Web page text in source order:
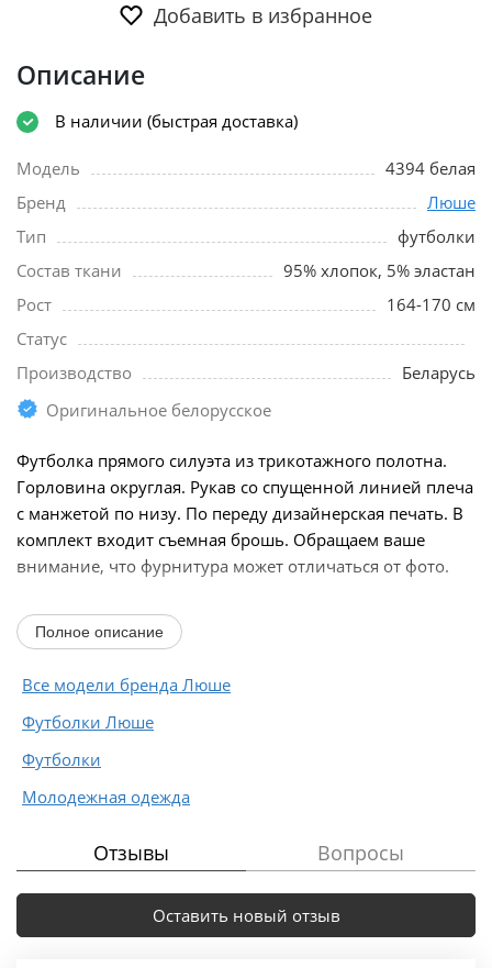
Добавить в избранное
Описание
В наличии (быстрая доставка)
Модель
4394 белая
Бренд
Люше
Тип
футболки
Состав ткани
95% хлопок, 5% эластан
Рост
164-170 см
Статус
Производство
Беларусь
Оригинальное белорусское
Футболка прямого силуэта из трикотажного полотна.
Горловина округлая. Рукав со спущенной линией плеча
с манжетой по низу. По переду дизайнерская печать. В
комплект входит съемная брошь. Обращаем ваше
внимание, что фурнитура может отличаться от фото.
Длина (44-48р - 59см)(50-54р...
Полное описание
Все модели бренда Люше
Футболки Люше
Футболки
Молодежная одежда
Отзывы Вопросы
Оставить новый отзыв